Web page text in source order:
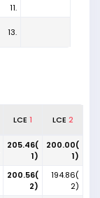
11.
13.
LCE 1 LCE 2
205.46(
1)
200.00(
1)
200.56(
2)
194.86(
2)